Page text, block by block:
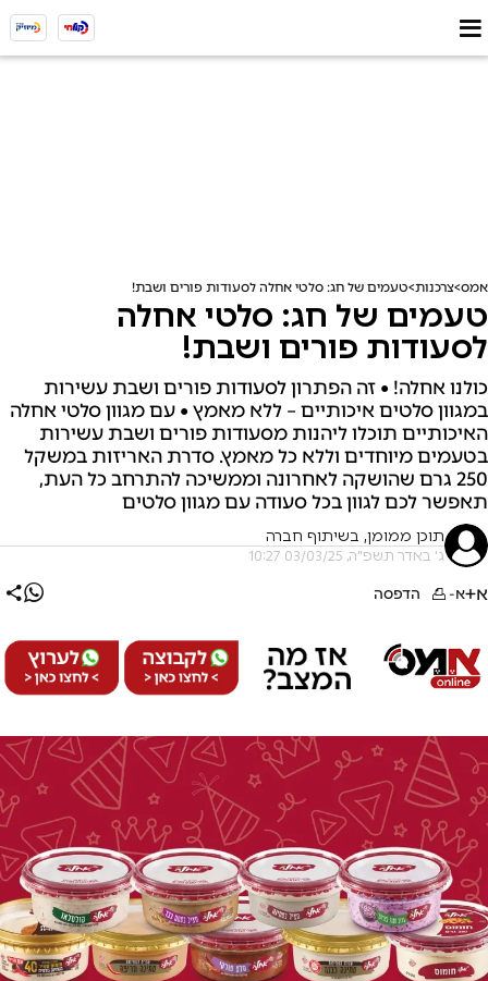
אמס צרכנות טעמים של חג: סלטי אחלה לסעודות פורים ושבת!
טעמים של חג: סלטי אחלה
לסעודות פורים ושבת!
כולנו אחלה! • זה הפתרון לסעודות פורים ושבת עשירות
במגוון סלטים איכותיים – ללא מאמץ • עם מגוון סלטי אחלה
האיכותיים תוכלו ליהנות מסעודות פורים ושבת עשירות
בטעמים מיוחדים וללא כל מאמץ. סדרת האריזות במשקל
250 גרם שהושקה לאחרונה וממשיכה להתרחב כל העת,
תאפשר לכם לגוון בכל סעודה עם מגוון סלטים
תוכן ממומן, בשיתוף חברה
ג' באדר תשפ"ה, 03/03/25 10:27
א+א- הדפסה